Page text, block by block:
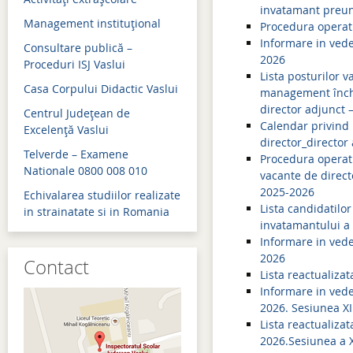
Admitere 2018
Bacalaureat 2018
Evaluare naţională 2018
Simulări examene
Admitere 2017
Bacalaureat 2017
Evaluare naţională 2017
Simulări examene
Management instituţional
Consultare publică –
Proceduri ISJ Vaslui
Casa Corpului Didactic Vaslui
Centrul Judeţean de
Excelenţă Vaslui
Telverde – Examene
Nationale 0800 008 010
Echivalarea studiilor realizate
in strainatate si in Romania
Contact
invatamant
Procedura
Informare in
2026
Lista posturilor
management
director adjunct
Calendar
director_director
Procedura
vacante de
2025-2026
Lista
invatamantului a
Informare in
2026
Lista
Informare in
2026. Sesiunea
Lista
2026.Sesiunea a